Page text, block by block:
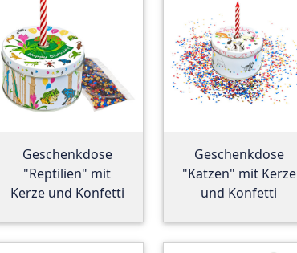
Geschenkdose
"Reptilien" mit
Kerze und Konfetti
Geschenkdose
"Katzen" mit Kerze
und Konfetti